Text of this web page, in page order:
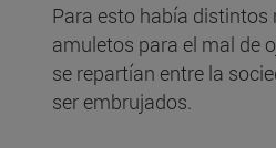
Para esto había distintos
amuletos para el mal de
se repartían entre la
ser embrujados.